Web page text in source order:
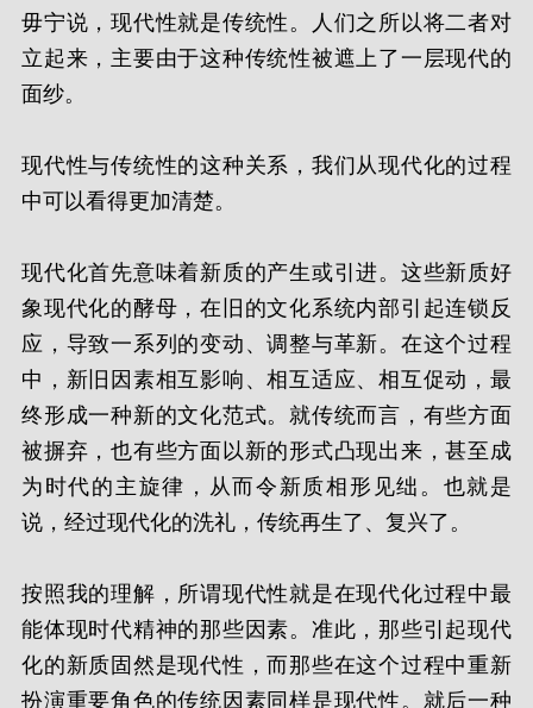
毋宁说，现代性就是传统性。人们之所以将二者对
立起来，主要由于这种传统性被遮上了一层现代的
面纱。
现代性与传统性的这种关系，我们从现代化的过程
中可以看得更加清楚。
现代化首先意味着新质的产生或引进。这些新质好
象现代化的酵母，在旧的文化系统内部引起连锁反
应，导致一系列的变动、调整与革新。在这个过程
中，新旧因素相互影响、相互适应、相互促动，最
终形成一种新的文化范式。就传统而言，有些方面
被摒弃，也有些方面以新的形式凸现出来，甚至成
为时代的主旋律，从而令新质相形见绌。也就是
说，经过现代化的洗礼，传统再生了、复兴了。
按照我的理解，所谓现代性就是在现代化过程中最
能体现时代精神的那些因素。准此，那些引起现代
化的新质固然是现代性，而那些在这个过程中重新
扮演重要角色的传统因素同样是现代性。就后一种